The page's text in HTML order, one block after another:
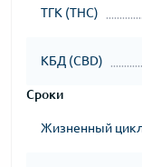
ТГК (THC)
КБД (CBD)
Сроки
Жизненный